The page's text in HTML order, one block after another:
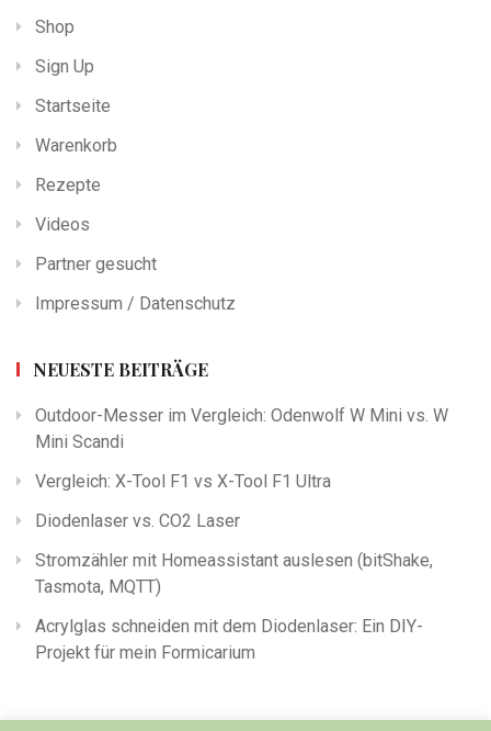
Shop
Sign Up
Startseite
Warenkorb
Rezepte
Videos
Partner gesucht
Impressum / Datenschutz
NEUESTE BEITRÄGE
Outdoor-Messer im Vergleich: Odenwolf W Mini vs. W
Mini Scandi
Vergleich: X-Tool F1 vs X-Tool F1 Ultra
Diodenlaser vs. CO2 Laser
Stromzähler mit Homeassistant auslesen (bitShake,
Tasmota, MQTT)
Acrylglas schneiden mit dem Diodenlaser: Ein DIY-
Projekt für mein Formicarium